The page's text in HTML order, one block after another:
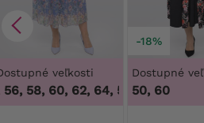
veľkosti
58, 60, 62, 64,50, 54, 56, 58,
-18%
Dostupné
50, 60